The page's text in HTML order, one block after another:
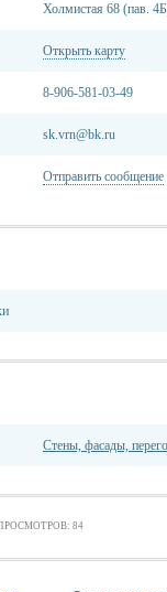
Холмистая 68 (пав.
Открыть карту
8-906-581-03-49
sk.vrn@bk.ru
Отправить сообщение
Стены, фасады,
84